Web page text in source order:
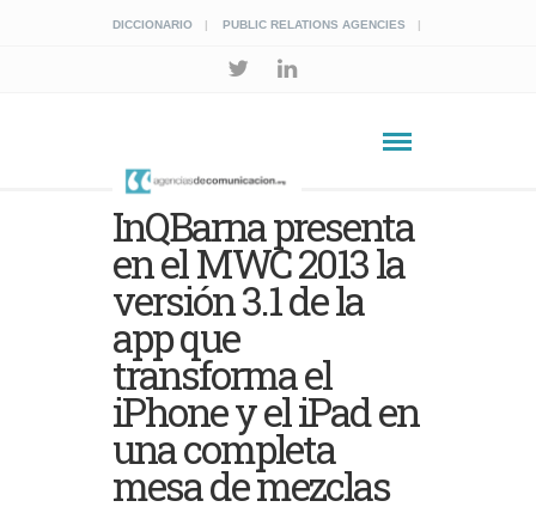
DICCIONARIO PUBLIC RELATIONS AGENCIES
InQBarna presenta
en el MWC 2013 la
versión 3.1 de la
app que
transforma el
iPhone y el iPad en
una completa
mesa de mezclas